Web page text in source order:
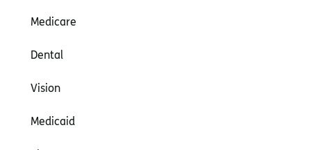
Medicare
Dental
Vision
Medicaid